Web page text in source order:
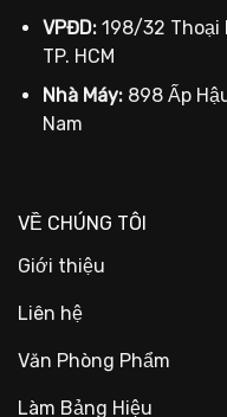
VPĐD: 198/32 Thoại
TP. HCM
Nhà Máy: 898 Ấp
Nam
VỀ CHÚNG TÔI
Giới thiệu
Liên hệ
Văn Phòng Phẩm
Làm Bảng Hiệu